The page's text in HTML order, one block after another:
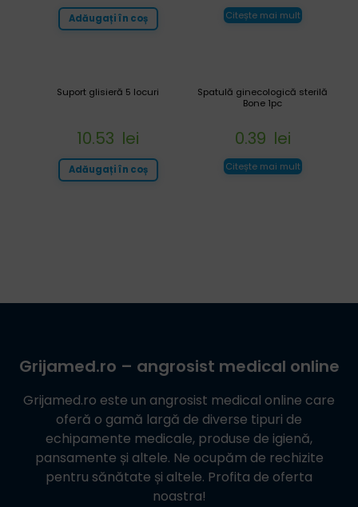
Citește mai mult
Adăugați în coș
Spatulă ginecologică sterilă
Bone 1pc
0.39 lei
Citește mai mult
Suport glisieră 5 locuri
10.53 lei
Adăugați în coș
Grijamed.ro – angrosist medical online
Grijamed.ro este un angrosist medical online care
oferă o gamă largă de diverse tipuri de
echipamente medicale, produse de igienă,
pansamente și altele. Ne ocupăm de rechizite
pentru sănătate și altele. Profita de oferta
noastra!